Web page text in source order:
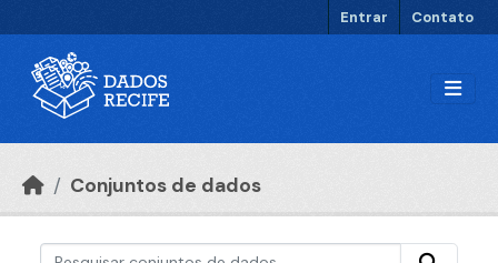
Entrar Contato
Conjuntos de dados